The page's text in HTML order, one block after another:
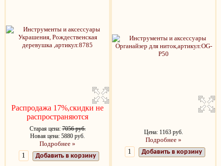
Распродажа 17%,скидки не
распространяются
Старая цена:7056 руб.
Новая цена: 5880 руб.
Подробнее »
Добавить в корзину
Цена: 1163 руб.
Подробнее »
Добавить в корзину